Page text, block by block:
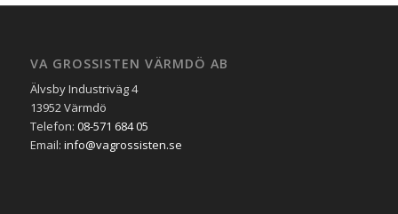
VA GROSSISTEN VÄRMDÖ AB
Älvsby Industriväg 4
13952 Värmdö
Telefon: 08-571 684 05
Email: info@vagrossisten.se